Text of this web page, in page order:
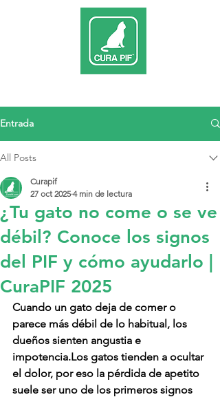
Entrada
All Posts
¿Tu gato no come o se ve
débil? Conoce los signos
del PIF y cómo ayudarlo |
CuraPIF 2025
Curapif
27 oct 2025 4 min de lectura
Cuando un gato deja de comer o
parece más débil de lo habitual, los
dueños sienten angustia e
impotencia.Los gatos tienden a ocultar
el dolor, por eso la pérdida de apetito
suele ser uno de los primeros signos